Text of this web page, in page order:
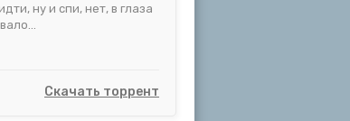
ну и спи, нет, в глаза
Скачать торрент